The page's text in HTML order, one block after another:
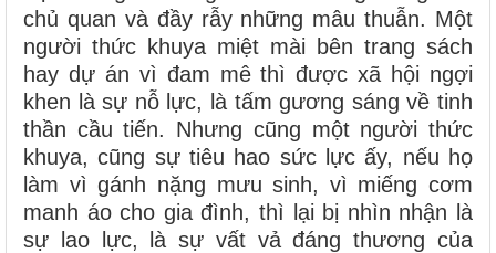
chủ quan và đầy rẫy những mâu thuẫn. Một
người thức khuya miệt mài bên trang sách
hay dự án vì đam mê thì được xã hội ngợi
khen là sự nỗ lực, là tấm gương sáng về tinh
thần cầu tiến. Nhưng cũng một người thức
khuya, cũng sự tiêu hao sức lực ấy, nếu họ
làm vì gánh nặng mưu sinh, vì miếng cơm
manh áo cho gia đình, thì lại bị nhìn nhận là
sự lao lực, là sự vất vả đáng thương của